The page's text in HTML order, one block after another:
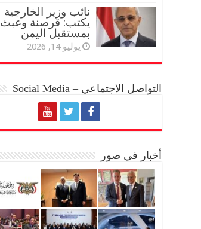
نائب وزير الخارجية
يكتب: قرصنة وعبث
بمستقبل اليمن
يوليو 14, 2026
التواصل الاجتماعي – Social Media
أخبار في صور